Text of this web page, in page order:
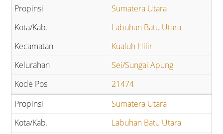
Sumatera Utara
Labuhan Batu Utara
Kualuh Hilir
Sei/Sungai Apung
21474
Sumatera Utara
Labuhan Batu Utara